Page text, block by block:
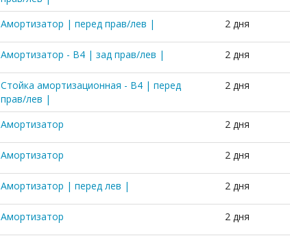
Амортизатор | перед прав/лев | 2 дня
Амортизатор - B4 | зад прав/лев | 2 дня
Стойка амортизационная - B4 | перед
прав/лев |
2 дня
Амортизатор 2 дня
Амортизатор 2 дня
Амортизатор | перед лев | 2 дня
Амортизатор 2 дня